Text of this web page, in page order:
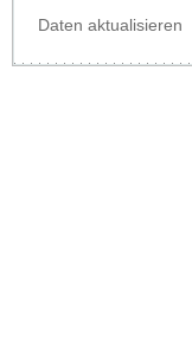
Daten aktualisieren